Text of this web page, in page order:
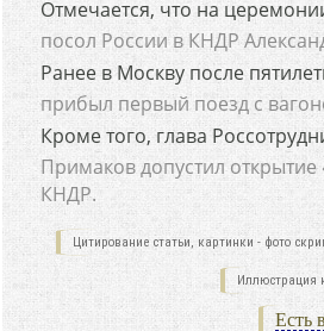
Отмечается, что на
посол России в КНДР
Ранее в Москву после
прибыл первый поезд с
Кроме того, глава
Примаков допустил открытие
КНДР.
Цитирование статьи, картинки - фото
Иллюстрация
Есть